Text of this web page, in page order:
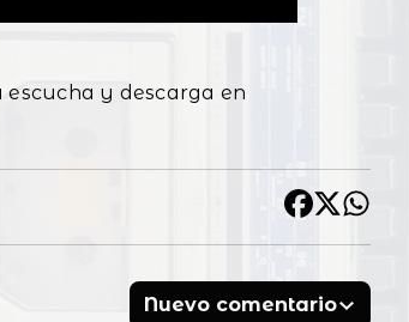
escucha y descarga en
Nuevo comentario